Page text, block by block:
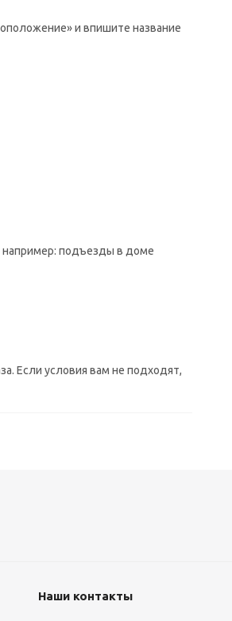
и впишите название
например: подъезды в доме
Если условия вам не подходят,
Наши контакты